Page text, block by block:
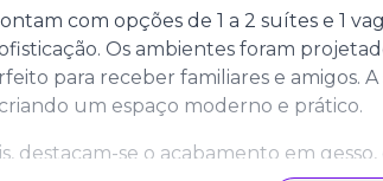
com opções de 1 a 2 suítes e 1
Os ambientes foram
para receber familiares e amigos.
um espaço moderno e prático.
destacam-se o acabamento em